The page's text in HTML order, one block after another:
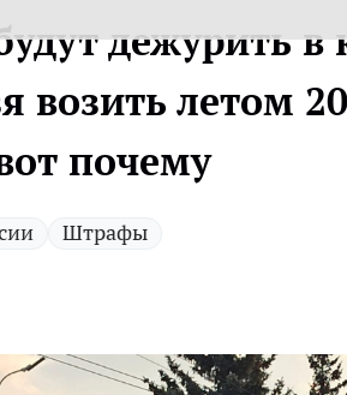
дежурить в
возить летом
почему
Штрафы